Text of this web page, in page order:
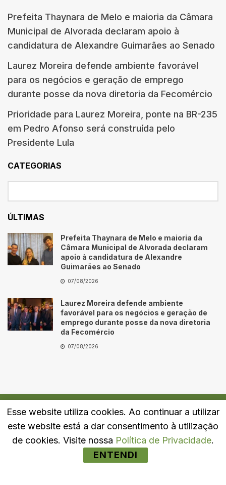
Prefeita Thaynara de Melo e maioria da Câmara
Municipal de Alvorada declaram apoio à
candidatura de Alexandre Guimarães ao Senado
Laurez Moreira defende ambiente favorável
para os negócios e geração de emprego
durante posse da nova diretoria da Fecomércio
Prioridade para Laurez Moreira, ponte na BR-235
em Pedro Afonso será construída pelo
Presidente Lula
CATEGORIAS
ÚLTIMAS
Prefeita Thaynara de Melo e maioria da
Câmara Municipal de Alvorada declaram
apoio à candidatura de Alexandre
Guimarães ao Senado
07/08/2026
Laurez Moreira defende ambiente
favorável para os negócios e geração de
emprego durante posse da nova diretoria
da Fecomércio
07/08/2026
Quem Somos Fale Conosco Política de Privacidade
Esse website utiliza cookies. Ao continuar a utilizar
este website está a dar consentimento à utilização
de cookies. Visite nossa Política de Privacidade.
ENTENDI